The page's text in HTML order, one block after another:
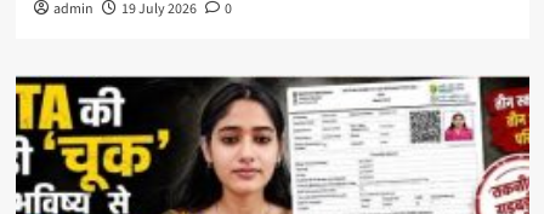
admin 19 July 2026 0